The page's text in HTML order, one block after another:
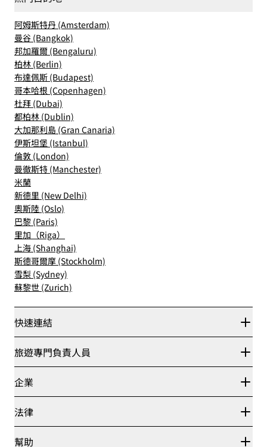
阿姆斯特丹 (Amsterdam)
曼谷 (Bangkok)
邦加羅爾 (Bengaluru)
柏林 (Berlin)
布達佩斯 (Budapest)
哥本哈根 (Copenhagen)
杜拜 (Dubai)
都柏林 (Dublin)
大加那利島 (Gran Canaria)
伊斯坦堡 (Istanbul)
倫敦 (London)
曼徹斯特 (Manchester)
米蘭
新德里 (New Delhi)
奧斯陸 (Oslo)
巴黎 (Paris)
里加（Riga）
上海 (Shanghai)
斯德哥爾摩 (Stockholm)
雪梨 (Sydney)
蘇黎世 (Zurich)
快速連結
Radisson Rewards
Blog
目的地
Radisson Hotels APP
運動認證的酒店
適合家庭的酒店
旅遊專門負責人員
夥伴
企業
麗笙酒店集團
工作機會 RHG
法律
隱私權中心
幫助